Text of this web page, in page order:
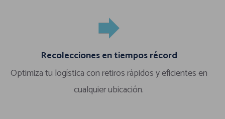
Recolecciones en tiempos récord
Optimiza tu logística con retiros rápidos y eficientes en
cualquier ubicación.